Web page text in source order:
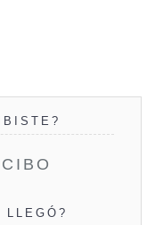
LLEGÓ?